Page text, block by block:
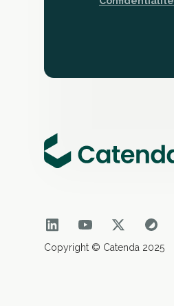
Copyright © Catenda 2025